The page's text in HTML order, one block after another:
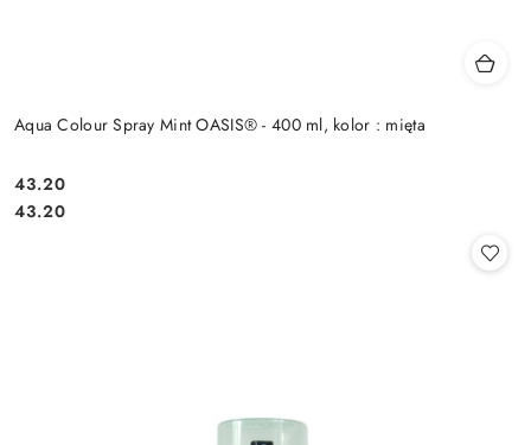
Aqua Colour Spray Mint OASIS® - 400 ml, kolor : mięta
Cena:
43.20
Cena:
43.20